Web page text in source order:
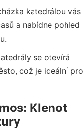
katedrálou vás
a nabídne pohled
se otevírá
což je ideální pro
Klenot